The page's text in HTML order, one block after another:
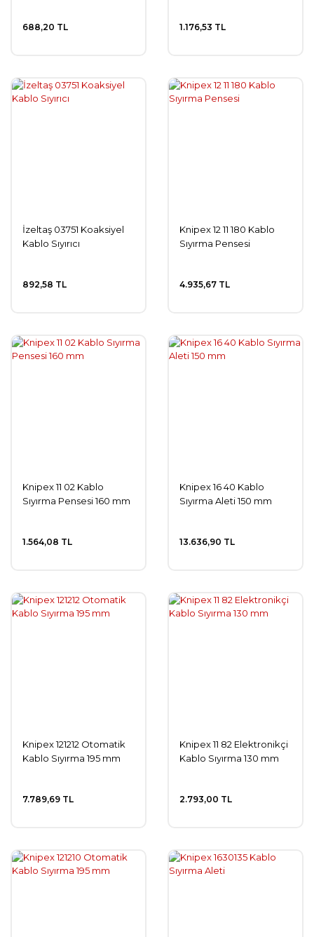
688,20 TL 1.176,53 TL
İzeltaş 03751 Koaksiyel
Kablo Sıyırıcı
892,58 TL
Knipex 12 11 180 Kablo
Sıyırma Pensesi
4.935,67 TL
Knipex 11 02 Kablo
Sıyırma Pensesi 160 mm
1.564,08 TL
Knipex 16 40 Kablo
Sıyırma Aleti 150 mm
13.636,90 TL
Knipex 121212 Otomatik
Kablo Sıyırma 195 mm
7.789,69 TL
Knipex 11 82 Elektronikçi
Kablo Sıyırma 130 mm
2.793,00 TL